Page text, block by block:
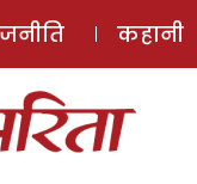
कहानी